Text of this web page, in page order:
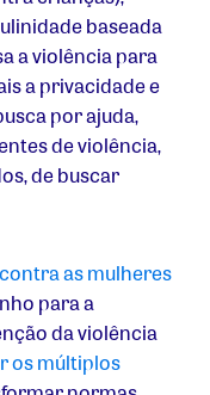
baseada
a violência para
a privacidade e
por ajuda,
de violência,
de buscar
as mulheres
para a
da violência
os múltiplos